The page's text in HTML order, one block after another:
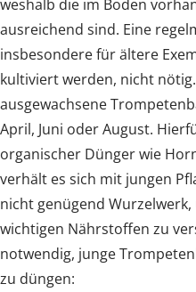
weshalb die im Boden
ausreichend sind. Eine
insbesondere für ältere
kultiviert werden, nicht
ausgewachsene
April, Juni oder August.
organischer Dünger wie
verhält es sich mit jungen
nicht genügend
wichtigen Nährstoffen zu
notwendig, junge
zu düngen: